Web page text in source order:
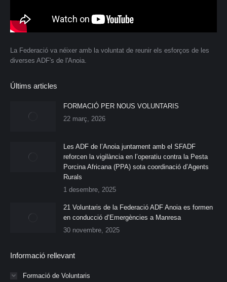
La Federació va néixer amb la voluntat de reunir els esforços de les
diverses ADF's de l'Anoia.
Últims articles
FORMACIÓ PER NOUS VOLUNTARIS
22 març, 2026
Les ADF de l’Anoia juntament amb el SFADF
reforcen la vigilància en l’operatiu contra la Pesta
Porcina Africana (PPA) sota coordinació d’Agents
Rurals
1 desembre, 2025
21 Voluntaris de la Federació ADF Anoia es formen
en conducció d’Emergències a Manresa
30 novembre, 2025
Informació rellevant
Formació de Voluntaris